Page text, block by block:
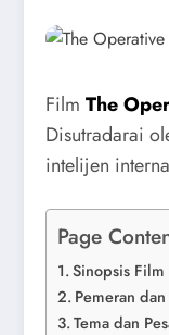
Film The
Disutradarai
intelijen
Page
Sinopsis
Pemeran
Tema dan